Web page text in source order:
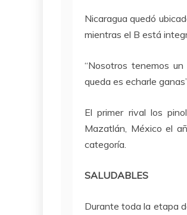
Nicaragua quedó
mientras el B está
“Nosotros tenemos
queda es echarle
El primer rival los
Mazatlán, México el
categoría.
SALUDABLES
Durante toda la etapa